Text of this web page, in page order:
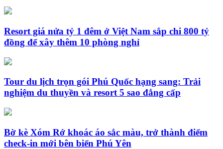
Resort giá nửa tỷ 1 đêm ở Việt Nam sắp chi 800 tỷ
đồng để xây thêm 10 phòng nghỉ
Tour du lịch trọn gói Phú Quốc hạng sang: Trải
nghiệm du thuyền và resort 5 sao đẳng cấp
Bờ kè Xóm Rớ khoác áo sắc màu, trở thành điểm
check-in mới bên biển Phú Yên